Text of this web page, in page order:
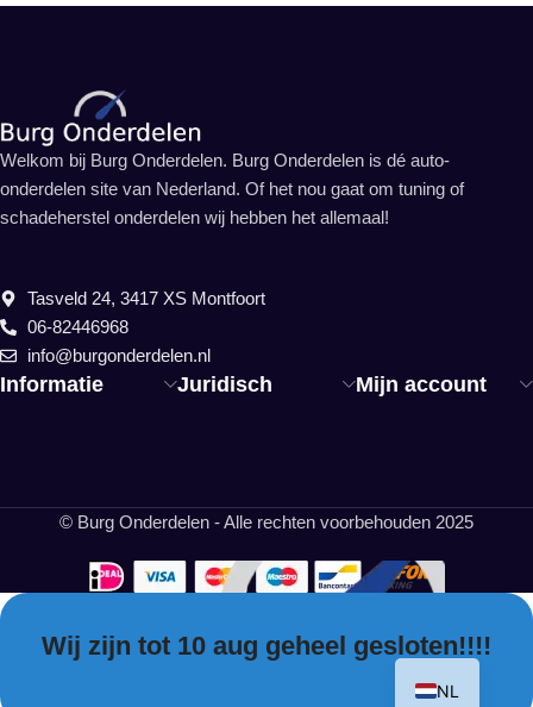
Informatie Juridisch Mijn account
Welkom bij Burg Onderdelen. Burg Onderdelen is dé auto-
onderdelen site van Nederland. Of het nou gaat om tuning of
schadeherstel onderdelen wij hebben het allemaal!
Tasveld 24, 3417 XS Montfoort
06-82446968
info@burgonderdelen.nl
© Burg Onderdelen - Alle rechten voorbehouden 2025
Wij zijn tot 10 aug geheel gesloten!!!!
NL
EN